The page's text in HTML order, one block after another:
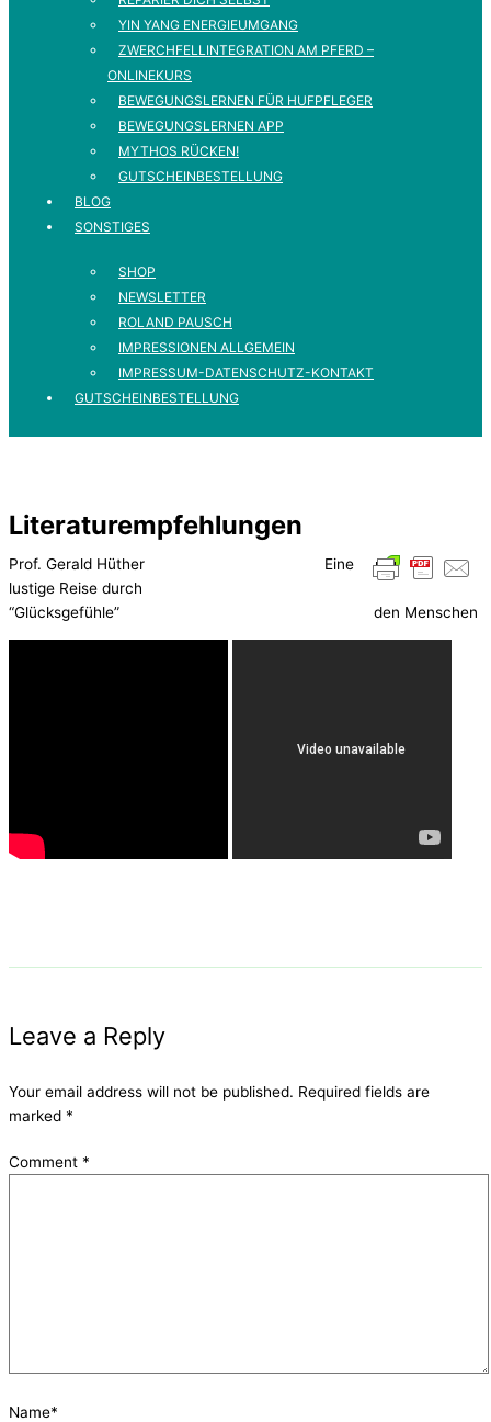
YIN YANG ENERGIEUMGANG
ZWERCHFELLINTEGRATION AM PFERD –
ONLINEKURS
BEWEGUNGSLERNEN FÜR HUFPFLEGER
BEWEGUNGSLERNEN APP
MYTHOS RÜCKEN!
GUTSCHEINBESTELLUNG
BLOG
SONSTIGES
SHOP
NEWSLETTER
ROLAND PAUSCH
IMPRESSIONEN ALLGEMEIN
IMPRESSUM-DATENSCHUTZ-KONTAKT
GUTSCHEINBESTELLUNG
Literaturempfehlungen
Prof. Gerald Hüther Eine
lustige Reise durch
“Glücksgefühle” den Menschen
Leave a Reply
Your email address will not be published. Required fields are
marked *
Comment *
Name*